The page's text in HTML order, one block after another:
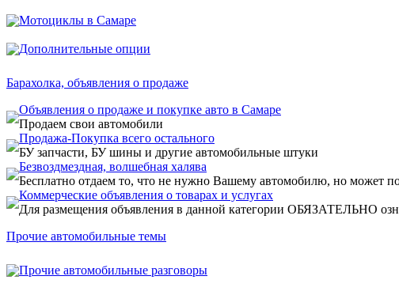
Мотоциклы в Самаре
Дополнительные опции
Барахолка, объявления о продаже
Объявления о продаже и покупке авто в Самаре
Продаем свои автомобили
Продажа-Покупка всего остального
БУ запчасти, БУ шины и другие автомобильные штуки
Безвоздмездная, волшебная халява
Бесплатно отдаем то, что не нужно Вашему автомобилю, но может
Коммерческие объявления о товарах и услугах
Для размещения объявления в данной категории ОБЯЗАТЕЛЬНО
Прочие автомобильные темы
Прочие автомобильные разговоры